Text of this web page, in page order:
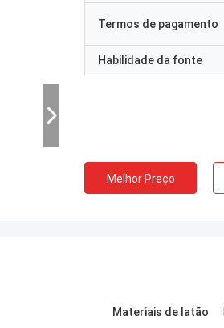
Termos de pagamento
Habilidade da fonte
Melhor Preço
Materiais de latão